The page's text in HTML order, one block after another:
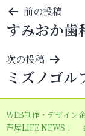
投
稿
ナ
ビ
ゲ
ー
シ
前の投稿
すみおか歯
次の投稿
ミズノゴ
WEB制作・デザイン
芦屋LIFE NEWS！